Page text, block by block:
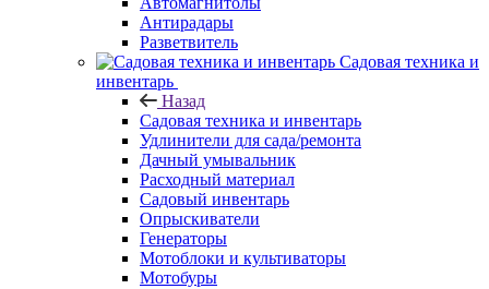
Антирадары
Разветвитель
Садовая техника и
инвентарь
Назад
Садовая техника и инвентарь
Удлинители для сада/ремонта
Дачный умывальник
Расходный материал
Садовый инвентарь
Опрыскиватели
Генераторы
Мотоблоки и культиваторы
Мотобуры